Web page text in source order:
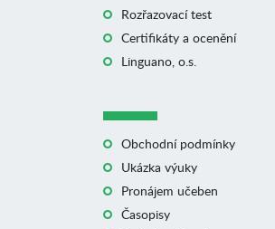
Rozřazovací test
Certifikáty a ocenění
Linguano, o.s.
Obchodní podmínky
Ukázka výuky
Pronájem učeben
Časopisy